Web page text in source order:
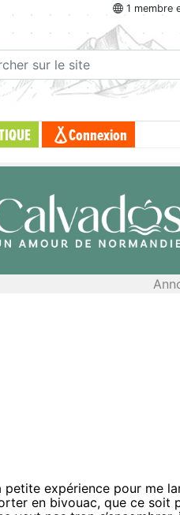
1 membre
Connexion
expérience pour me
en bivouac, que ce soit